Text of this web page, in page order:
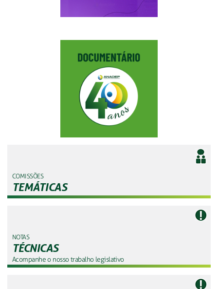
COMISSÕES
TEMÁTICAS
NOTAS
TÉCNICAS
Acompanhe o nosso trabalho legislativo